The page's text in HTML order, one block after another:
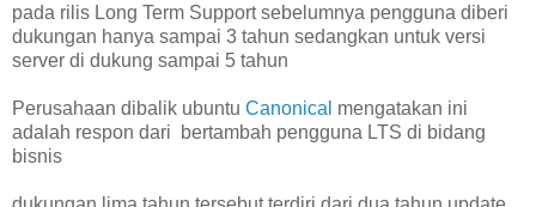
pada rilis Long Term Support sebelumnya pengguna diberi
dukungan hanya sampai 3 tahun sedangkan untuk versi
server di dukung sampai 5 tahun
Perusahaan dibalik ubuntu Canonical mengatakan ini
adalah respon dari bertambah pengguna LTS di bidang
bisnis